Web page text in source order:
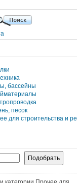
бассейны
песок
для строительства и